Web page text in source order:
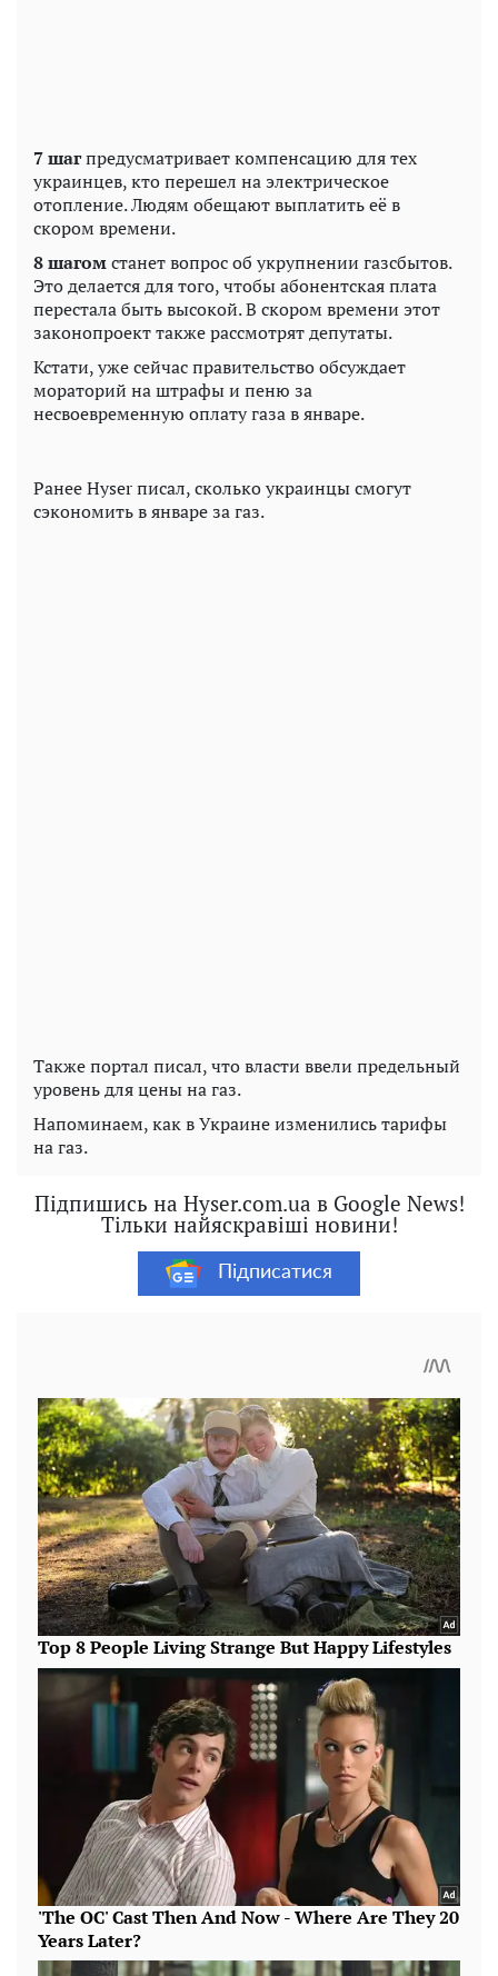
7 шагпредусматривает компенсацию для тех
украинцев, кто перешел на электрическое
отопление. Людям обещают выплатить её в
скором времени.
8 шагомстанет вопрос об укрупнении газсбытов.
Это делается для того, чтобы абонентская плата
перестала быть высокой. В скором времени этот
законопроект также рассмотрят депутаты.
Кстати, уже сейчас правительство обсуждает
мораторий на штрафы и пеню за
несвоевременную оплату газа в январе.
Ранее Hyser писал, сколько украинцы смогут
сэкономить в январе за газ.
Также портал писал, что власти ввели предельный
уровень для цены на газ.
Напоминаем, как в Украине изменились тарифы
на газ.
Підпишись на Hyser.com.ua в Google News!
Тільки найяскравіші новини!
Підписатися